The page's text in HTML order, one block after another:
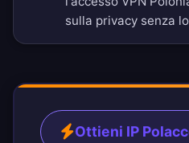
sulla privacy senza
Ottieni IP